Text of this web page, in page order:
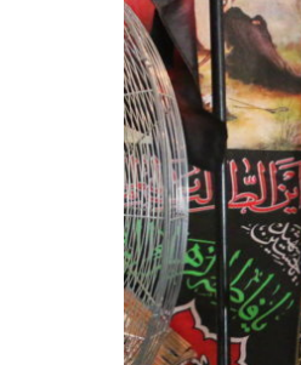
10 DE
Falecimento
Em nome de
relembramos o
Hussein Ibn Ali